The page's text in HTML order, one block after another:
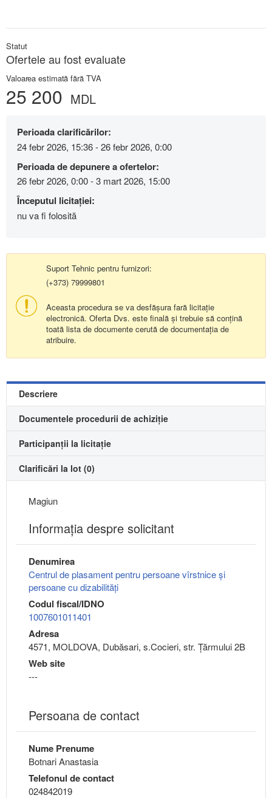
Statut
Ofertele au fost evaluate
Valoarea estimată fără TVA
25 200 MDL
Perioada clarificărilor:
24 febr 2026, 15:36 - 26 febr 2026, 0:00
Perioada de depunere a ofertelor:
26 febr 2026, 0:00 - 3 mart 2026, 15:00
Începutul licitației:
nu va fi folosită
Suport Tehnic pentru furnizori:
(+373) 79999801
Aceasta procedura se va desfășura fară licitație
electronică. Oferta Dvs. este finală și trebuie să conțină
toată lista de documente cerută de documentația de
atribuire.
Descriere
Documentele procedurii de achiziție
Participanții la licitație
Clarificări la lot (0)
Magiun
Informaţia despre solicitant
Denumirea
Centrul de plasament pentru persoane vîrstnice și
persoane cu dizabilități
Codul fiscal/IDNO
1007601011401
Adresa
4571, MOLDOVA, Dubăsari, s.Cocieri, str. Țărmului 2B
Web site
---
Persoana de contact
Nume Prenume
Botnari Anastasia
Telefonul de contact
024842019